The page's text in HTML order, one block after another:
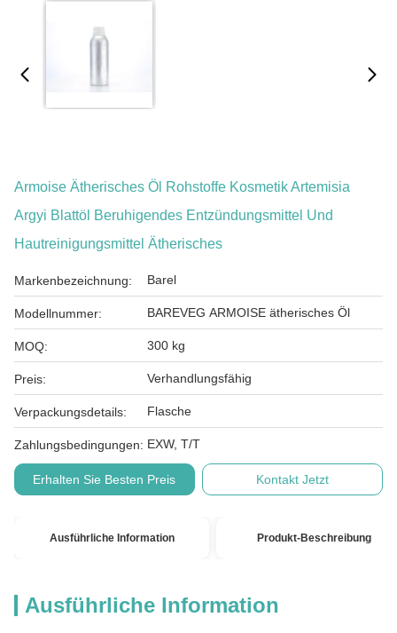
Armoise Ätherisches Öl Rohstoffe Kosmetik Artemisia
Argyi Blattöl Beruhigendes Entzündungsmittel Und
Hautreinigungsmittel Ätherisches
Markenbezeichnung: Barel
Modellnummer: BAREVEG ARMOISE ätherisches Öl
MOQ: 300 kg
Preis: Verhandlungsfähig
Verpackungsdetails: Flasche
Zahlungsbedingungen: EXW, T/T
Erhalten Sie Besten Preis Kontakt Jetzt
Ausführliche Information Produkt-Beschreibung
Ausführliche Information